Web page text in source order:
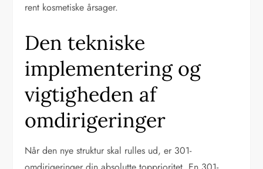
rent kosmetiske årsager.
Den tekniske
implementering og
vigtigheden af
omdirigeringer
Når den nye struktur skal rulles ud, er 301-